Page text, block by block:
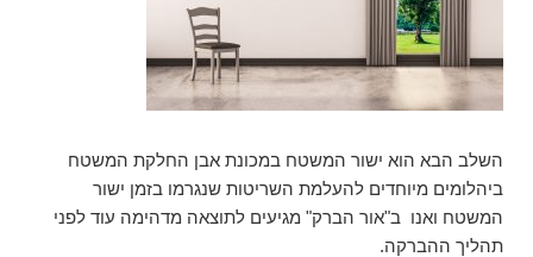
השלב הבא הוא ישור המשטח במכונת אבן החלקת המשטח
ביהלומים מיוחדים להעלמת השריטות שנגרמו בזמן ישור
המשטח ואנו ב"אור הברק" מגיעים לתוצאה מדהימה עוד לפני
תהליך ההברקה.